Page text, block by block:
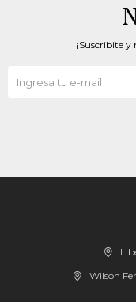
Wilson
¡Suscribite y